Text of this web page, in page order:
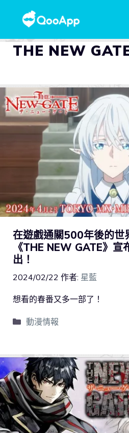
THE NEW
在遊戲通關500年後的世
《THE NEW GATE》
出！
2024/02/22 作者: 星藍
想看的春番又多一部了！
動漫情報